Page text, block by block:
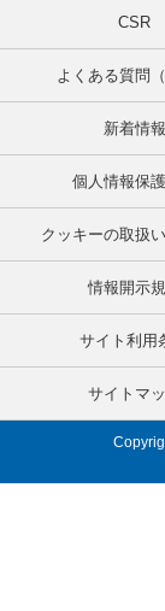
CSR
よくある質問（
新着情報
個人情報保
クッキーの取扱
情報開示
サイト利用
サイトマ